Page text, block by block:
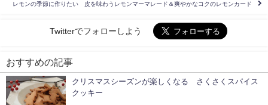
レモンの季節に作りたい 皮を味わうレモンマーマレード＆爽やかなコクのレモンカード
Twitterでフォローしよう
おすすめの記事
クリスマスシーズンが楽しくなる さくさくスパイス
クッキー